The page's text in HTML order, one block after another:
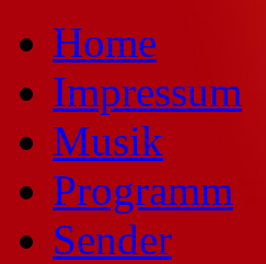
Home
Impressum
Musik
Programm
Sender